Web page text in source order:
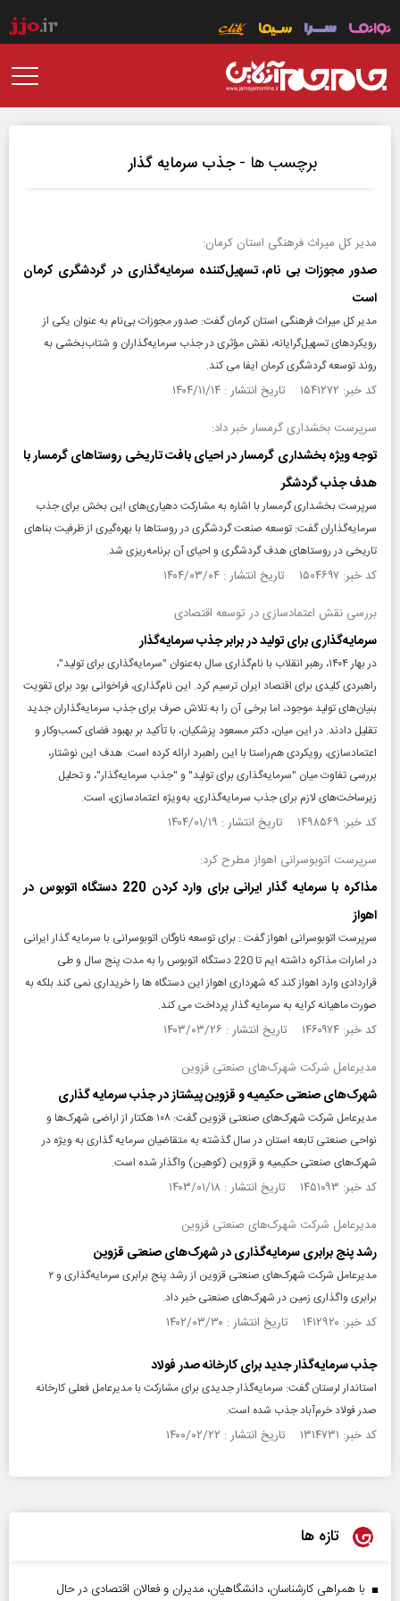
برچسب ها -جذب سرمایه گذار
مدیر کل میراث‌ فرهنگی استان کرمان:
صدور مجوزات بی‌ نام، تسهیل‌کننده سرمایه‌گذاری در گردشگری کرمان
است
مدیر کل میراث‌ فرهنگی استان کرمان گفت: صدور مجوزات بی‌نام به‌ عنوان یکی از
رویکردهای تسهیل‌گرایانه، نقش مؤثری در جذب سرمایه‌گذاران و شتاب‌بخشی به
روند توسعه گردشگری کرمان ایفا می کند.
کد خبر: ۱۵۴۱۲۷۲ تاریخ انتشار : ۱۴۰۴/۱۱/۱۴
سرپرست بخشداری گرمسار خبر داد:
توجه ویژه بخشداری گرمسار در احیای بافت تاریخی روستاهای گرمسار با
هدف جذب گردشگر
سرپرست بخشداری گرمسار با اشاره به مشارکت دهیاری‌های این بخش برای جذب
سرمایه‌گذاران گفت: توسعه صنعت گردشگری در روستاها با بهره‌گیری از ظرفیت بناهای
تاریخی در روستاهای هدف گردشگری و احیای آن برنامه‌ریزی شد.
کد خبر: ۱۵۰۴۶۹۷ تاریخ انتشار : ۱۴۰۴/۰۳/۰۴
بررسی نقش اعتمادسازی در توسعه اقتصادی
سرمایه‌گذاری برای تولید در برابر جذب سرمایه‌گذار
در بهار ۱۴۰۴، رهبر انقلاب با نام‌گذاری سال به‌عنوان "سرمایه‌گذاری برای تولید"،
راهبردی کلیدی برای اقتصاد ایران ترسیم کرد. این نام‌گذاری، فراخوانی بود برای تقویت
بنیان‌های تولید موجود، اما برخی آن را به تلاش صرف برای جذب سرمایه‌گذاران جدید
تقلیل دادند. در این میان، دکتر مسعود پزشکیان، با تأکید بر بهبود فضای کسب‌وکار و
اعتمادسازی، رویکردی هم‌راستا با این راهبرد ارائه کرده است. هدف این نوشتار،
بررسی تفاوت میان "سرمایه‌گذاری برای تولید" و "جذب سرمایه‌گذار"، و تحلیل
زیرساخت‌های لازم برای جذب سرمایه‌گذاری، به‌ویژه اعتمادسازی، است.
کد خبر: ۱۴۹۸۵۶۹ تاریخ انتشار : ۱۴۰۴/۰۱/۱۹
سرپرست اتوبوسرانی اهواز مطرح کرد:
مذاکره با سرمایه گذار ایرانی برای وارد کردن 220 دستگاه اتوبوس در
اهواز
سرپرست اتوبوسرانی اهواز گفت : برای توسعه ناوگان اتوبوسرانی با سرمایه گذار ایرانی
در امارات مذاکره داشته ایم تا 220 دستگاه اتوبوس را به مدت پنج سال و طی
قراردادی وارد اهواز کند که شهرداری اهواز این دستگاه ها را خریداری نمی کند بلکه به
صورت ماهیانه کرایه به سرمایه گذار پرداخت می کند.
کد خبر: ۱۴۶۰۹۷۴ تاریخ انتشار : ۱۴۰۳/۰۳/۲۶
مدیرعامل شرکت شهرک‌های صنعتی قزوین
شهرک‌های صنعتی حکیمیه و قزوین پیشتاز در جذب سرمایه گذاری
مدیرعامل شرکت شهرک‌های صنعتی قزوین گفت: ۱۰۸ هکتار از اراضی شهرک‌ها و
نواحی صنعتی تابعه استان در سال گذشته به متقاضیان سرمایه گذاری به ویژه در
شهرک‌های صنعتی حکیمیه و قزوین (کوهین) واگذار شده است.
کد خبر: ۱۴۵۱۰۹۳ تاریخ انتشار : ۱۴۰۳/۰۱/۱۸
مدیرعامل شرکت شهرک‌های صنعتی قزوین
رشد پنج برابری سرمایه‌گذاری در شهرک‌های صنعتی قزوین
مدیرعامل شرکت شهرک‌های صنعتی قزوین از رشد پنج برابری سرمایه‌گذاری و ۲
برابری واگذاری زمین در شهرک‌های صنعتی خبر داد.
کد خبر: ۱۴۱۲۹۲۰ تاریخ انتشار : ۱۴۰۲/۰۳/۳۰
جذب سرمایه‌گذار جدید برای کارخانه صدر فولاد
استاندار لرستان گفت: سرمایه‌گذار جدیدی برای مشارکت با مدیرعامل فعلی کارخانه
صدر فولاد خرم‌آباد جذب شده است.
کد خبر: ۱۳۱۴۷۳۱ تاریخ انتشار : ۱۴۰۰/۰۲/۲۲
تازه ها
با همراهی کارشناسان، دانشگاهیان، مدیران و فعالان اقتصادی در حال